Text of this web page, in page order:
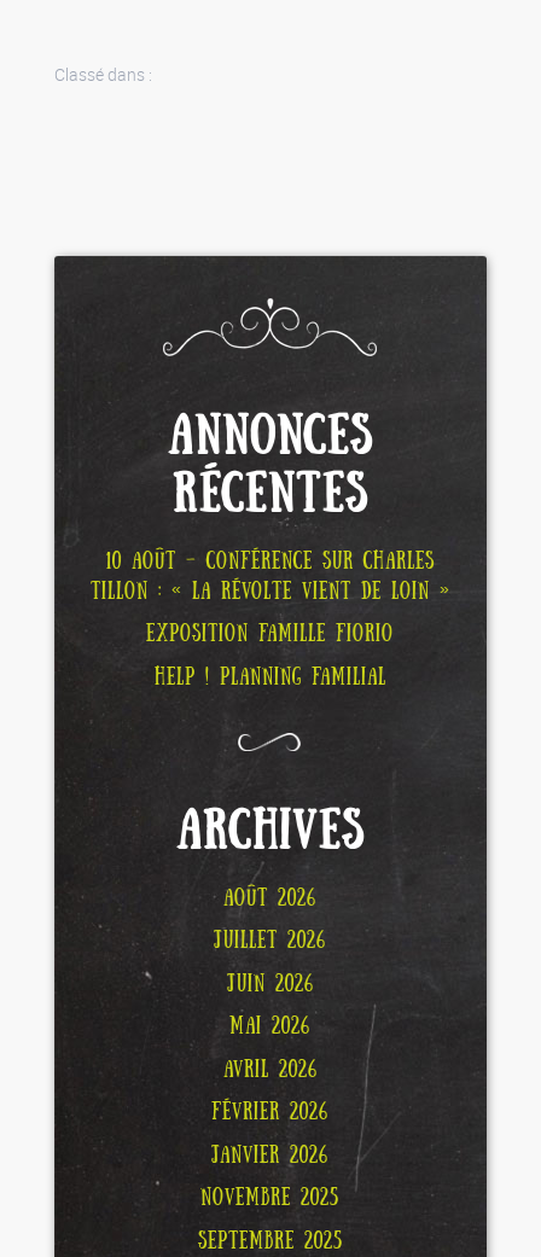
Classé dans :
ANNONCES
RÉCENTES
10 AOÛT – CONFÉRENCE SUR CHARLES
TILLON : « LA RÉVOLTE VIENT DE LOIN »
EXPOSITION FAMILLE FIORIO
HELP ! PLANNING FAMILIAL
ARCHIVES
AOÛT 2026
JUILLET 2026
JUIN 2026
MAI 2026
AVRIL 2026
FÉVRIER 2026
JANVIER 2026
NOVEMBRE 2025
SEPTEMBRE 2025